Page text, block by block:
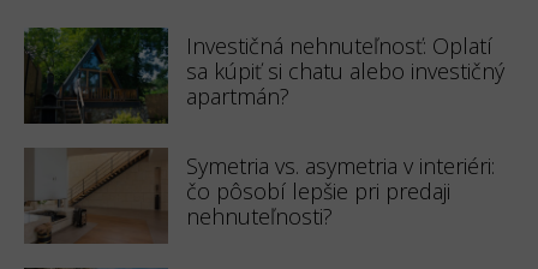
Investičná nehnuteľnosť: Oplatí
sa kúpiť si chatu alebo investičný
apartmán?
Symetria vs. asymetria v interiéri:
čo pôsobí lepšie pri predaji
nehnuteľnosti?